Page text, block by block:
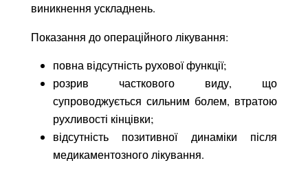
виникнення ускладнень.
Показання до операційного лікування:
повна відсутність рухової функції;
розрив часткового виду, що
супроводжується сильним болем, втратою
рухливості кінцівки;
відсутність позитивної динаміки після
медикаментозного лікування.